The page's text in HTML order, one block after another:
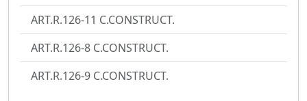
ART.R.126-11 C.CONSTRUCT.
ART.R.126-8 C.CONSTRUCT.
ART.R.126-9 C.CONSTRUCT.